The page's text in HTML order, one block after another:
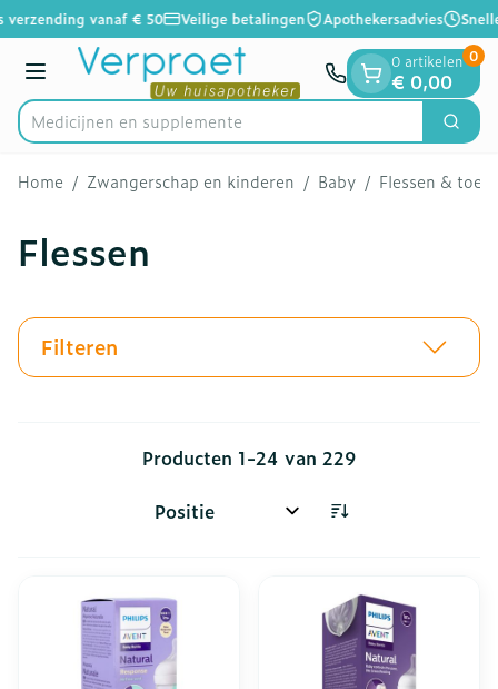
Ga naar de inhoud
1 van 1vanaf € 50 Veilige betalingen Apothekersadvies
Menu
Product, merk, categorie...
Medic Zoek
0 artikelen
€ 0,00
0
Home / Zwangerschap en kinderen / Baby / Flessen &
Flessen
Filteren
Producten 1-24 van 229
Sorteer op: